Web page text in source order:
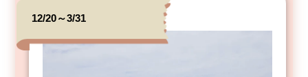
12/20～3/31